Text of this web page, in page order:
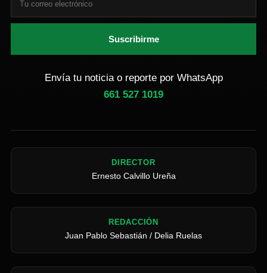
Suscribirme
Envía tu noticia o reporte por WhatsApp
661 527 1019
DIRECTOR
Ernesto Calvillo Ureña
REDACCIÓN
Juan Pablo Sebastián / Delia Ruelas